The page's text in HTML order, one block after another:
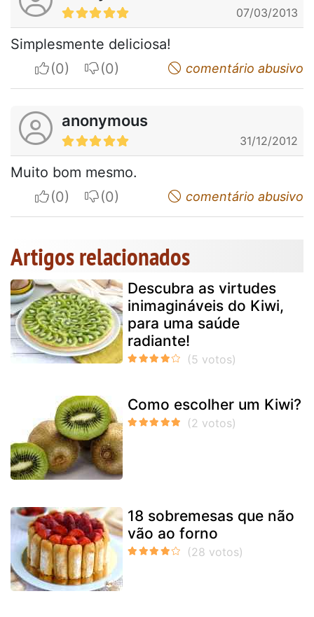
07/03/2013
Simplesmente deliciosa!
I apreciateI do not appreciatecomentário abusivo
anonymous
31/12/2012
Muito bom mesmo.
I apreciateI do not appreciatecomentário abusivo
Artigos relacionados
Descubra as virtudes
inimagináveis do Kiwi,
para uma saúde
radiante!
Como escolher um Kiwi?
18 sobremesas que não
vão ao forno